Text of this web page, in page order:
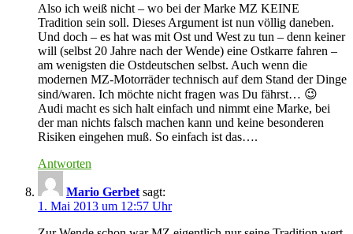
Also ich weiß nicht – wo bei der Marke MZ KEINE
Tradition sein soll. Dieses Argument ist nun völlig daneben.
Und doch – es hat was mit Ost und West zu tun – denn keiner
will (selbst 20 Jahre nach der Wende) eine Ostkarre fahren –
am wenigsten die Ostdeutschen selbst. Auch wenn die
modernen MZ-Motorräder technisch auf dem Stand der Dinge
sind/waren. Ich möchte nicht fragen was Du fährst… 😉
Audi macht es sich halt einfach und nimmt eine Marke, bei
der man nichts falsch machen kann und keine besonderen
Risiken eingehen muß. So einfach ist das….
Antworten
Mario Gerbet sagt:
1. Mai 2013 um 12:57 Uhr